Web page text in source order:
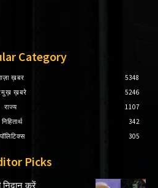
Category
ख़बर
5348
ख़बरे
5246
राज्य
1107
निहितार्थ
342
पॉलिटिक्स
305
Picks
निदान करें